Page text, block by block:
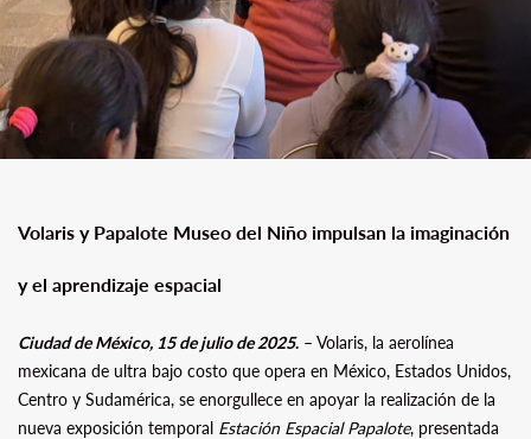
Volaris y Papalote Museo del Niño impulsan la imaginación
y el aprendizaje espacial
Ciudad de México, 15 de julio de 2025. – Volaris, la aerolínea
mexicana de ultra bajo costo que opera en México, Estados Unidos,
Centro y Sudamérica, se enorgullece en apoyar la realización de la
nueva exposición temporal Estación Espacial Papalote, presentada